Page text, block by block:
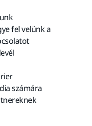
fel velünk a
számára